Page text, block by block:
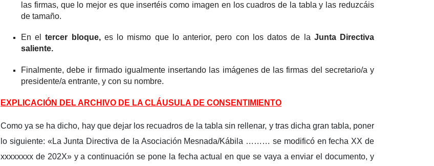
las firmas, que lo mejor es que insertéis como imagen en los cuadros de la tabla y las reduzcáis
de tamaño.
En eltercer bloque,es lo mismo que lo anterior, pero con los datos de la Junta Directiva
saliente.
Finalmente, debe ir firmado igualmente insertando las imágenes de las firmas del secretario/a y
presidente/a entrante, y con su nombre.
EXPLICACIÓN DEL ARCHIVO DE LA CLÁUSULA DE CONSENTIMIENTO
Como ya se ha dicho, hay que dejar los recuadros de la tabla sin rellenar, y tras dicha gran tabla, poner
lo siguiente: «La Junta Directiva de la Asociación Mesnada/Kábila ……… se modificó en fecha XX de
xxxxxxxx de 202X» y a continuación se pone la fecha actual en que se vaya a enviar el documento, y